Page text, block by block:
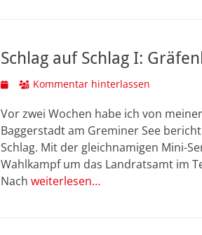
Schlag auf Schlag I:
VeröffentlichtKommentar hinterlassen
Vor zwei Wochen habe ich von
Baggerstadt am Greminer See
Schlag. Mit der gleichnamigen Mini-
Wahlkampf um das Landratsamt im
Nach weiterlesen…